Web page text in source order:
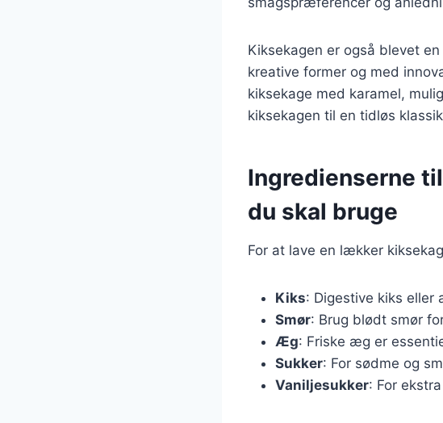
Kiksekagen er også blevet
kreative former og med
kiksekage med karamel,
kiksekagen til en tidløs
Ingredienserne
du skal bruge
For at lave en lækker
Kiks: Digestive kiks eller
Smør: Brug blødt smør
Æg: Friske æg er
Sukker: For sødme og
Vaniljesukker: For